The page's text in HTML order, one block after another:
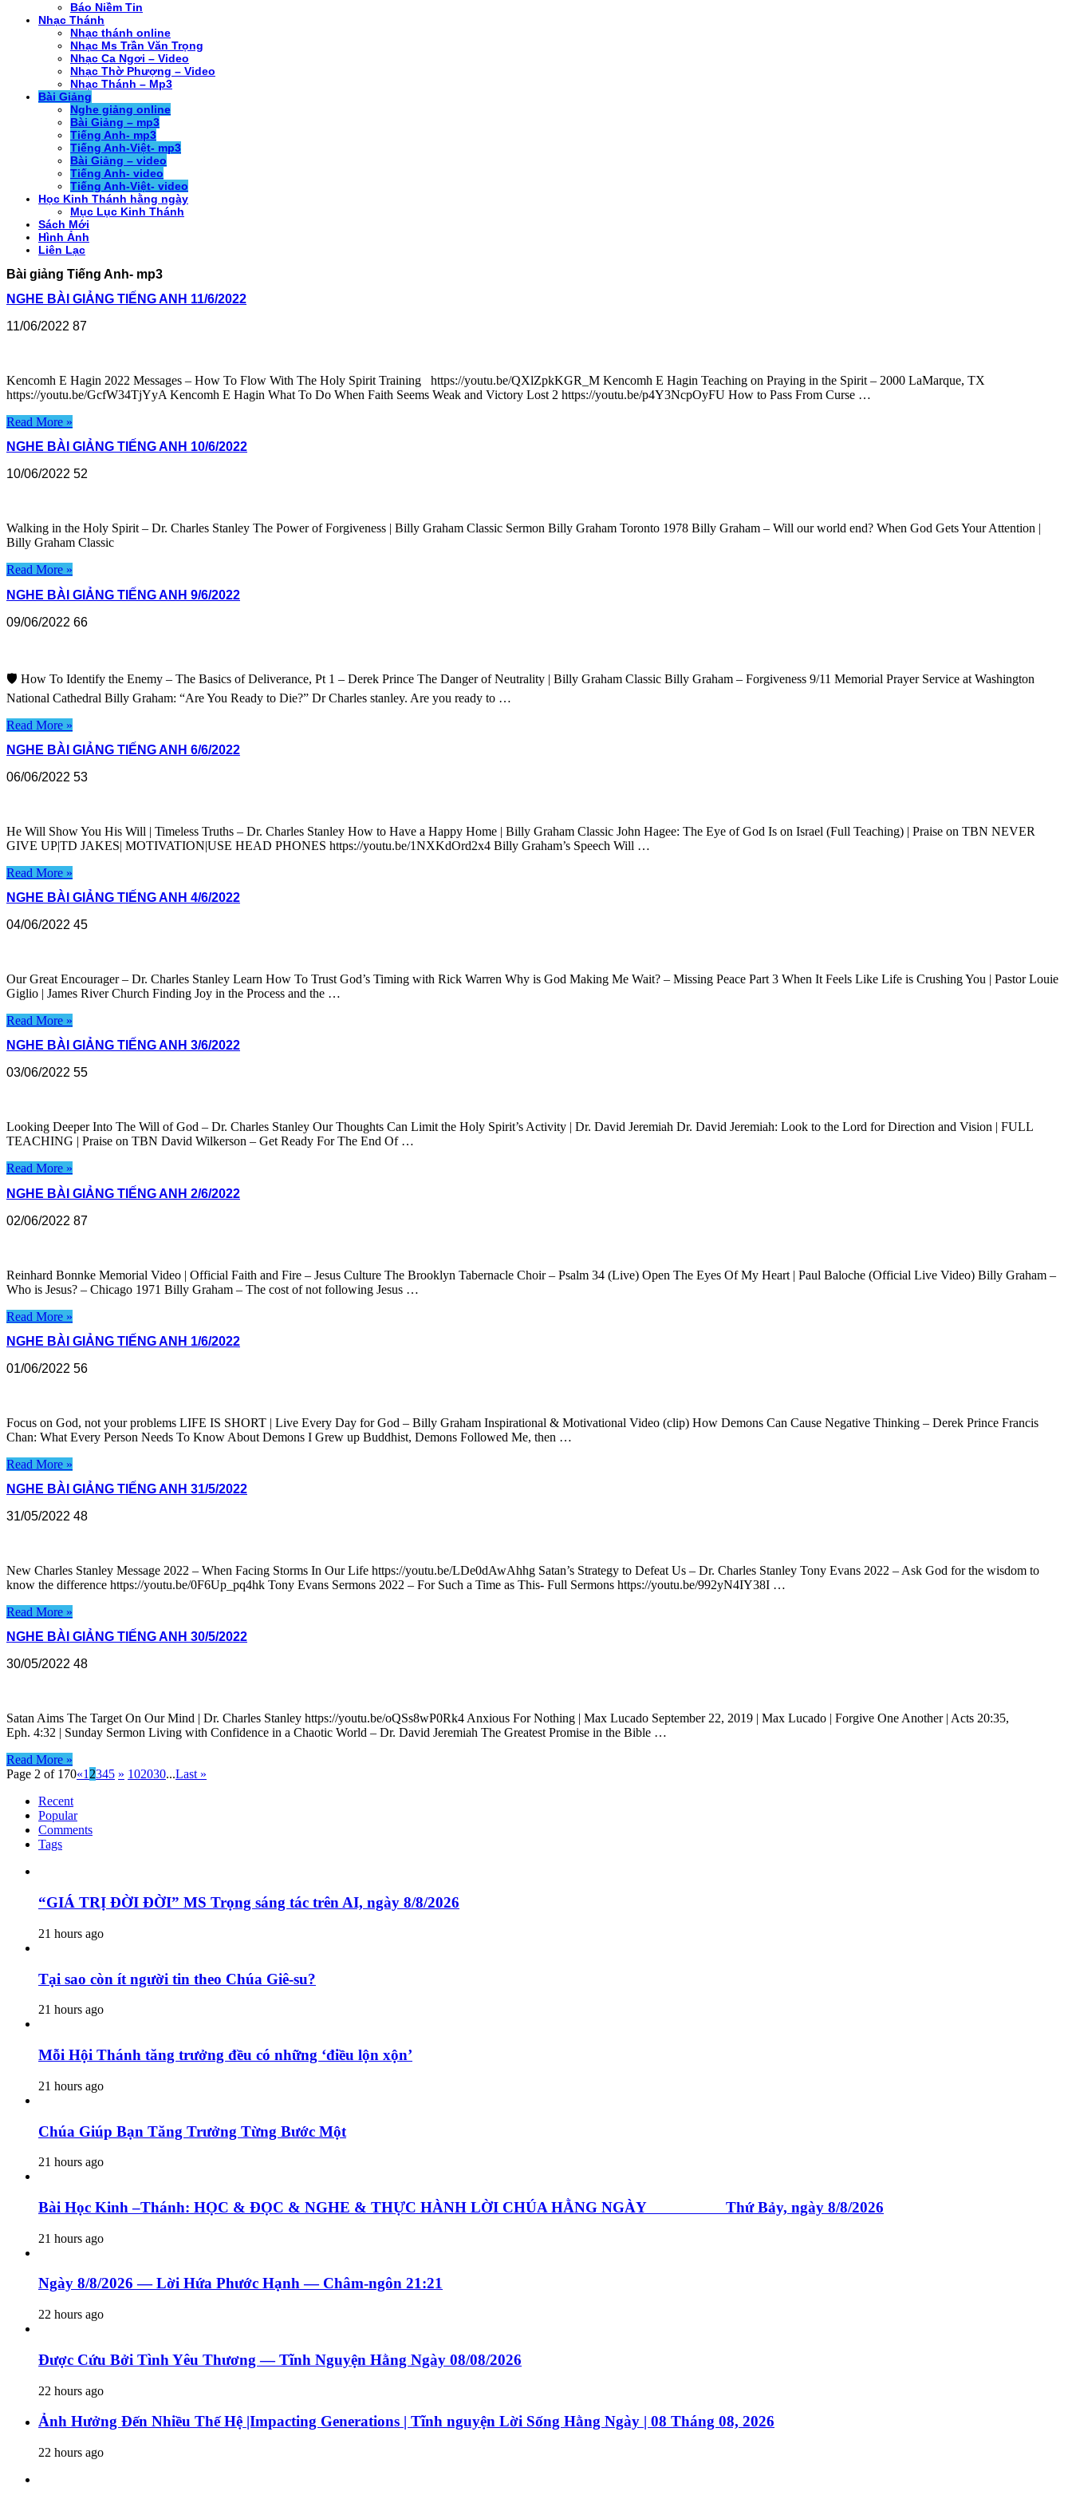
Báo Niềm Tin
Nhạc Thánh
Nhạc thánh online
Nhạc Ms Trần Văn Trọng
Nhạc Ca Ngơi – Video
Nhạc Thờ Phượng – Video
Nhạc Thánh – Mp3
Bài Giảng
Nghe giảng online
Bài Giảng – mp3
Tiếng Anh- mp3
Tiếng Anh-Việt- mp3
Bài Giảng – video
Tiếng Anh- video
Tiếng Anh-Việt- video
Học Kinh Thánh hằng ngày
Mục Lục Kinh Thánh
Sách Mới
Hình Ảnh
Liên Lạc
Bài giảng Tiếng Anh- mp3
NGHE BÀI GIẢNG TIẾNG ANH 11/6/2022
11/06/2022 87
Kencomh E Hagin 2022 Messages – How To Flow With The Holy Spirit Training https://youtu.be/QXlZpkKGR_M Kencomh E Hagin Teaching on Praying in the Spirit – 2000 LaMarque, TX
https://youtu.be/GcfW34TjYyA Kencomh E Hagin What To Do When Faith Seems Weak and Victory Lost 2 https://youtu.be/p4Y3NcpOyFU How to Pass From Curse …
Read More »
NGHE BÀI GIẢNG TIẾNG ANH 10/6/2022
10/06/2022 52
Walking in the Holy Spirit – Dr. Charles Stanley The Power of Forgiveness | Billy Graham Classic Sermon Billy Graham Toronto 1978 Billy Graham – Will our world end? When God Gets Your Attention |
Billy Graham Classic
Read More »
NGHE BÀI GIẢNG TIẾNG ANH 9/6/2022
09/06/2022 66
🛡 How To Identify the Enemy – The Basics of Deliverance, Pt 1 – Derek Prince The Danger of Neutrality | Billy Graham Classic Billy Graham – Forgiveness 9/11 Memorial Prayer Service at Washington
National Cathedral Billy Graham: “Are You Ready to Die?” Dr Charles stanley. Are you ready to …
Read More »
NGHE BÀI GIẢNG TIẾNG ANH 6/6/2022
06/06/2022 53
He Will Show You His Will | Timeless Truths – Dr. Charles Stanley How to Have a Happy Home | Billy Graham Classic John Hagee: The Eye of God Is on Israel (Full Teaching) | Praise on TBN NEVER
GIVE UP|TD JAKES| MOTIVATION|USE HEAD PHONES https://youtu.be/1NXKdOrd2x4 Billy Graham’s Speech Will …
Read More »
NGHE BÀI GIẢNG TIẾNG ANH 4/6/2022
04/06/2022 45
Our Great Encourager – Dr. Charles Stanley Learn How To Trust God’s Timing with Rick Warren Why is God Making Me Wait? – Missing Peace Part 3 When It Feels Like Life is Crushing You | Pastor Louie
Giglio | James River Church Finding Joy in the Process and the …
Read More »
NGHE BÀI GIẢNG TIẾNG ANH 3/6/2022
03/06/2022 55
Looking Deeper Into The Will of God – Dr. Charles Stanley Our Thoughts Can Limit the Holy Spirit’s Activity | Dr. David Jeremiah Dr. David Jeremiah: Look to the Lord for Direction and Vision | FULL
TEACHING | Praise on TBN David Wilkerson – Get Ready For The End Of …
Read More »
NGHE BÀI GIẢNG TIẾNG ANH 2/6/2022
02/06/2022 87
Reinhard Bonnke Memorial Video | Official Faith and Fire – Jesus Culture The Brooklyn Tabernacle Choir – Psalm 34 (Live) Open The Eyes Of My Heart | Paul Baloche (Official Live Video) Billy Graham –
Who is Jesus? – Chicago 1971 Billy Graham – The cost of not following Jesus …
Read More »
NGHE BÀI GIẢNG TIẾNG ANH 1/6/2022
01/06/2022 56
Focus on God, not your problems LIFE IS SHORT | Live Every Day for God – Billy Graham Inspirational & Motivational Video (clip) How Demons Can Cause Negative Thinking – Derek Prince Francis
Chan: What Every Person Needs To Know About Demons I Grew up Buddhist, Demons Followed Me, then …
Read More »
NGHE BÀI GIẢNG TIẾNG ANH 31/5/2022
31/05/2022 48
New Charles Stanley Message 2022 – When Facing Storms In Our Life https://youtu.be/LDe0dAwAhhg Satan’s Strategy to Defeat Us – Dr. Charles Stanley Tony Evans 2022 – Ask God for the wisdom to
know the difference https://youtu.be/0F6Up_pq4hk Tony Evans Sermons 2022 – For Such a Time as This- Full Sermons https://youtu.be/992yN4IY38I …
Read More »
NGHE BÀI GIẢNG TIẾNG ANH 30/5/2022
30/05/2022 48
Satan Aims The Target On Our Mind | Dr. Charles Stanley https://youtu.be/oQSs8wP0Rk4 Anxious For Nothing | Max Lucado September 22, 2019 | Max Lucado | Forgive One Another | Acts 20:35,
Eph. 4:32 | Sunday Sermon Living with Confidence in a Chaotic World – Dr. David Jeremiah The Greatest Promise in the Bible …
Read More »
Page 2 of 170«12345 » 102030...Last »
Recent
Popular
Comments
Tags
“GIÁ TRỊ ĐỜI ĐỜI” MS Trọng sáng tác trên AI, ngày 8/8/2026
21 hours ago
Tại sao còn ít người tin theo Chúa Giê-su?
21 hours ago
Mỗi Hội Thánh tăng trưởng đều có những ‘điều lộn xộn’
21 hours ago
Chúa Giúp Bạn Tăng Trưởng Từng Bước Một
21 hours ago
Bài Học Kinh –Thánh: HỌC & ĐỌC & NGHE & THỰC HÀNH LỜI CHÚA HẰNG NGÀY Thứ Bảy, ngày 8/8/2026
21 hours ago
Ngày 8/8/2026 — Lời Hứa Phước Hạnh — Châm-ngôn 21:21
22 hours ago
Được Cứu Bởi Tình Yêu Thương — Tĩnh Nguyện Hằng Ngày 08/08/2026
22 hours ago
Ảnh Hưởng Đến Nhiều Thế Hệ |Impacting Generations | Tĩnh nguyện Lời Sống Hằng Ngày | 08 Tháng 08, 2026
22 hours ago